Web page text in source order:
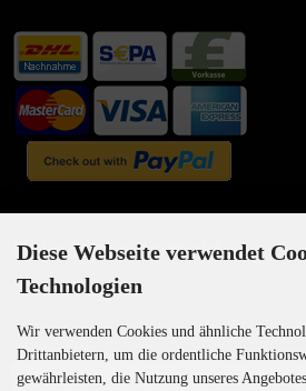
Newsletter-Anmeldung
E-Mail-Adresse:
Diese Webseite verwendet
Technologien
Wir verwenden Cookies und ähnliche
Drittanbietern, um die ordentliche
gewährleisten, die Nutzung unseres